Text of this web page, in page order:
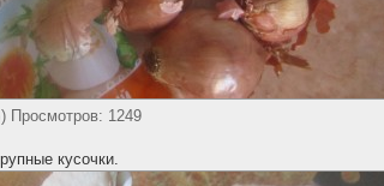
Просмотров: 1249
кусочки.